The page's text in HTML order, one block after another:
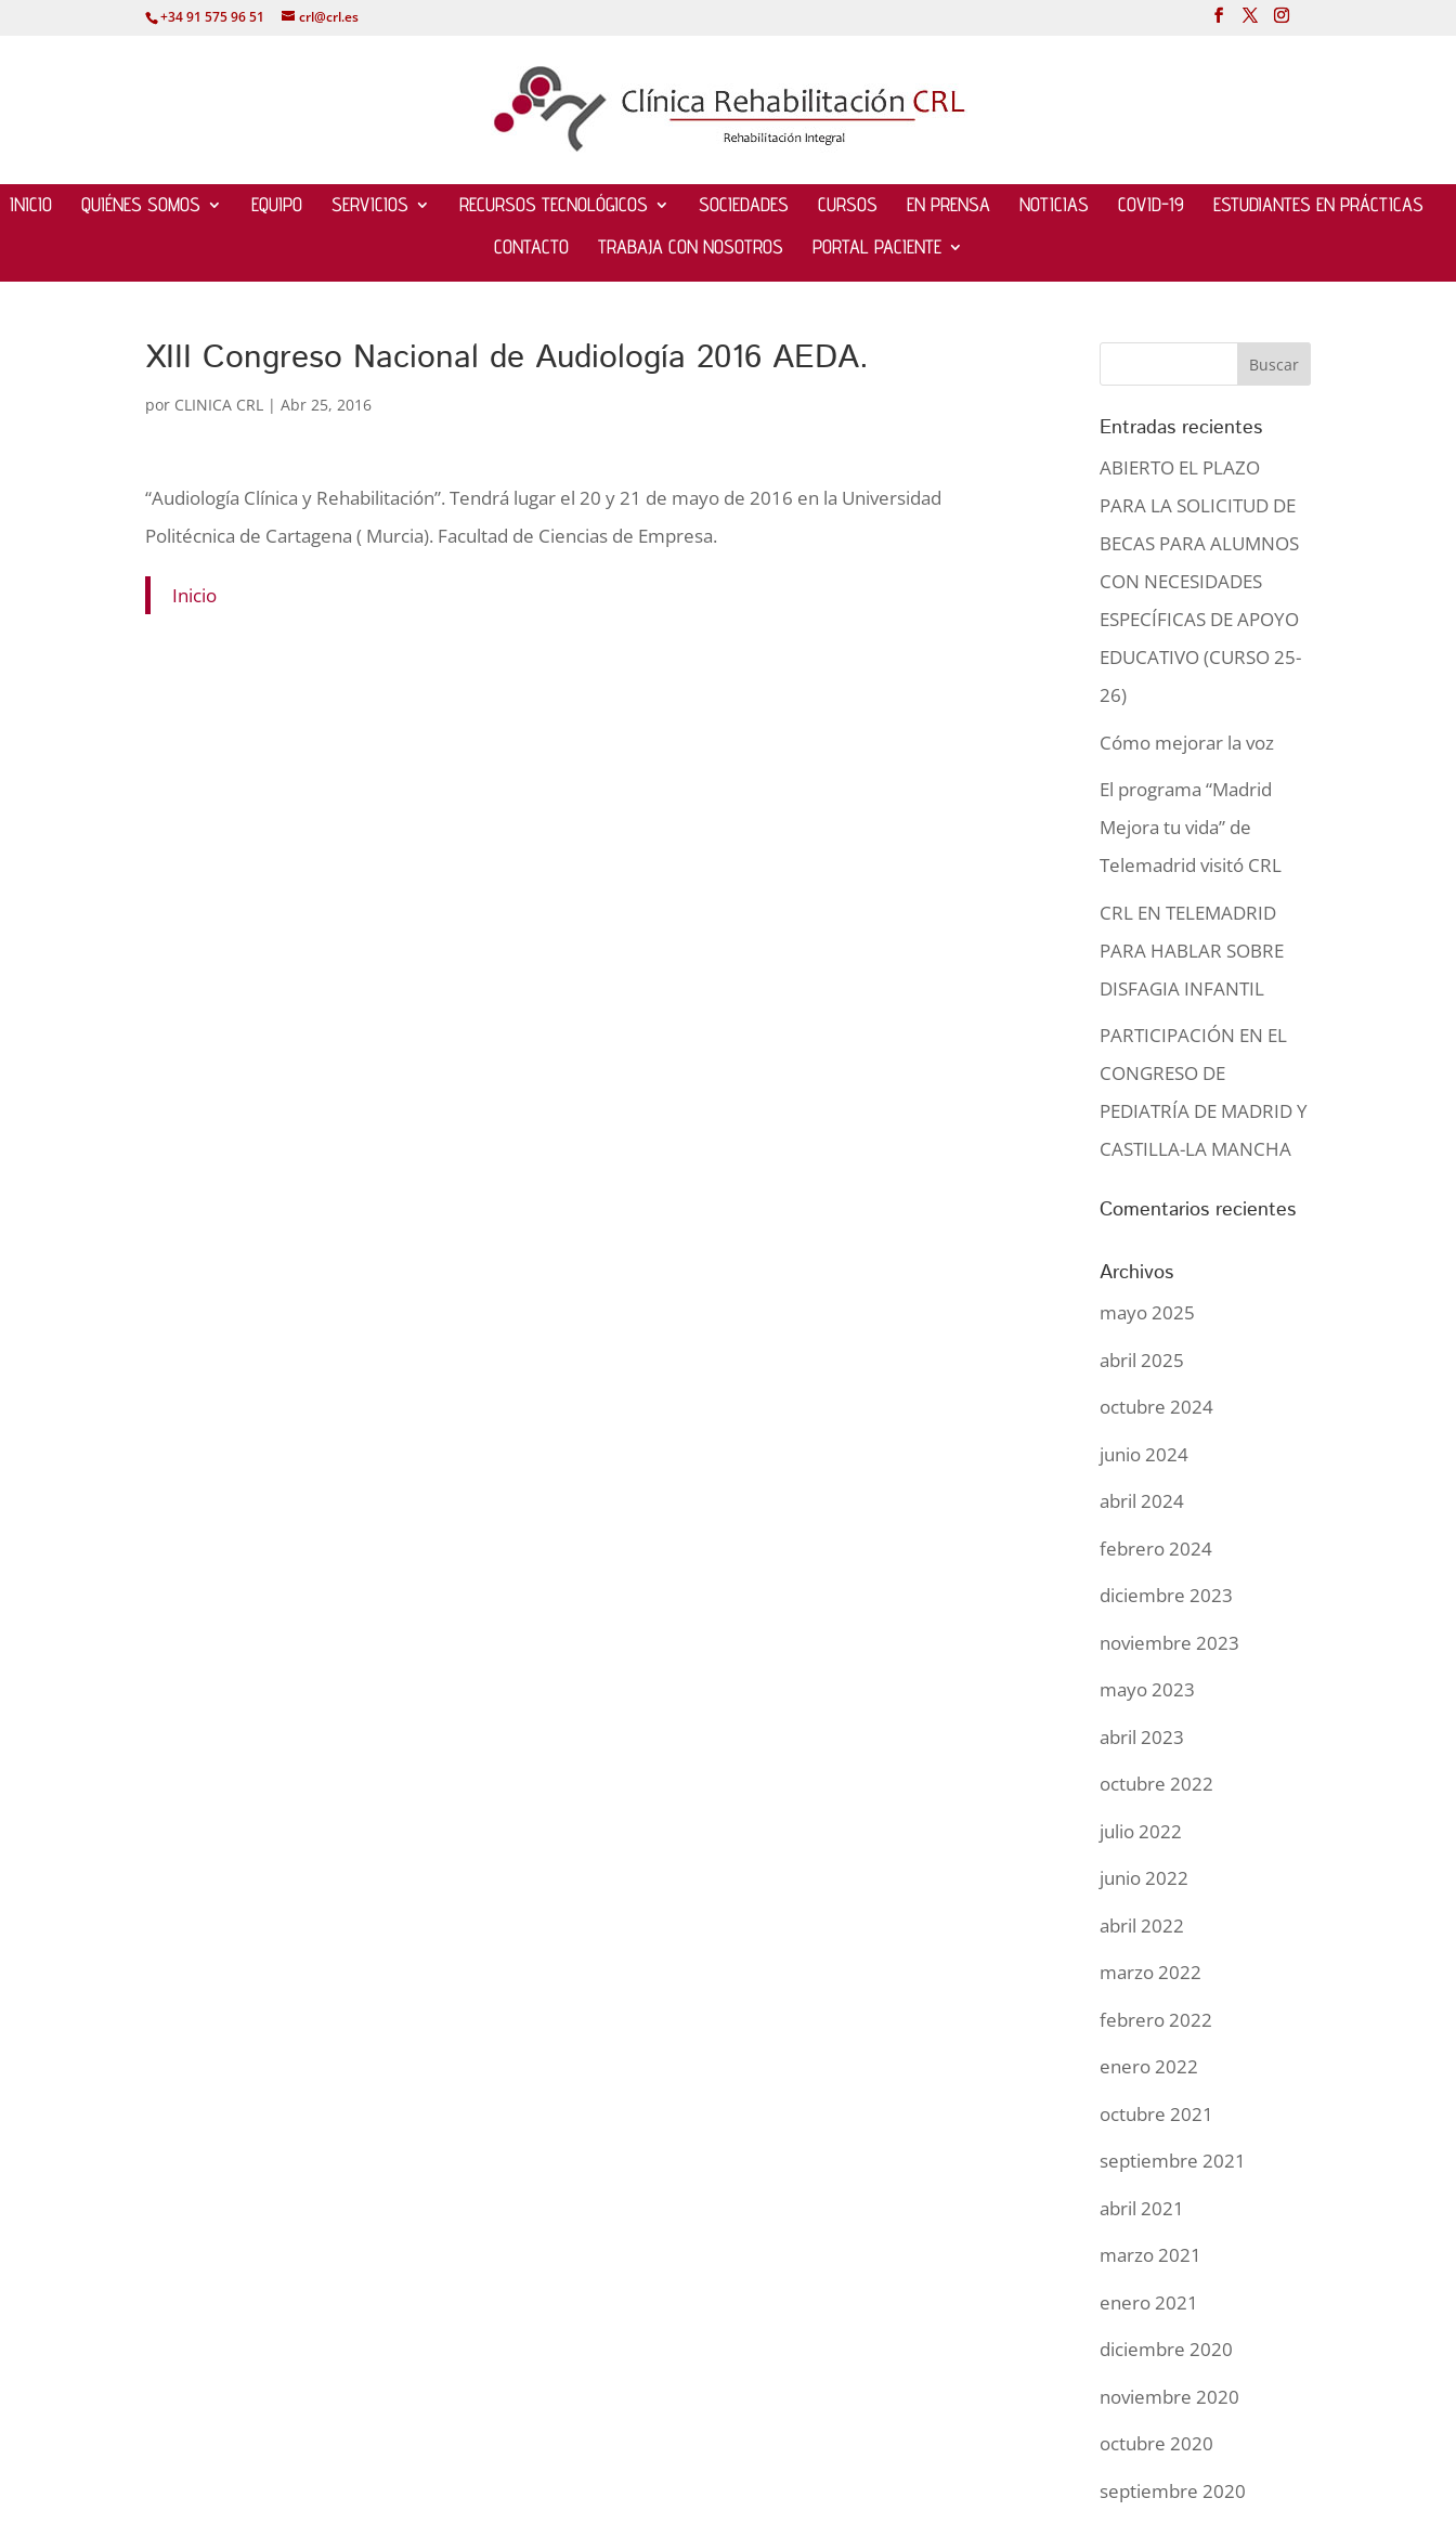
+34 91 575 96 51 crl@crl.es
INICIO QUIÉNES SOMOS EQUIPO SERVICIOS RECURSOS TECNOLÓGICOS SOCIEDADES CURSOS EN PRENSA NOTICIAS COVID-19
ESTUDIANTES EN PRÁCTICAS
CONTACTO
TRABAJA CON NOSOTROS PORTAL PACIENTE
XIII Congreso Nacional de Audiología 2016 AEDA.
por CLINICA CRL |Abr 25, 2016
“Audiología Clínica y Rehabilitación”. Tendrá lugar el 20 y 21 de mayo de 2016 en la Universidad
Politécnica de Cartagena ( Murcia). Facultad de Ciencias de Empresa.
Inicio
Entradas recientes
ABIERTO EL PLAZO
PARA LA SOLICITUD DE
BECAS PARA ALUMNOS
CON NECESIDADES
ESPECÍFICAS DE APOYO
EDUCATIVO (CURSO 25-
26)
Cómo mejorar la voz
El programa “Madrid
Mejora tu vida” de
Telemadrid visitó CRL
CRL EN TELEMADRID
PARA HABLAR SOBRE
DISFAGIA INFANTIL
PARTICIPACIÓN EN EL
CONGRESO DE
PEDIATRÍA DE MADRID Y
CASTILLA-LA MANCHA
Comentarios recientes
Archivos
mayo 2025
abril 2025
octubre 2024
junio 2024
abril 2024
febrero 2024
diciembre 2023
noviembre 2023
mayo 2023
abril 2023
octubre 2022
julio 2022
junio 2022
abril 2022
marzo 2022
febrero 2022
enero 2022
octubre 2021
septiembre 2021
abril 2021
marzo 2021
enero 2021
diciembre 2020
noviembre 2020
octubre 2020
septiembre 2020